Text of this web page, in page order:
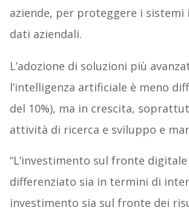
aziende, per proteggere i
dati aziendali.
L’adozione di soluzioni più
l’intelligenza artificiale è meno
del 10%), ma in crescita,
attività di ricerca e sviluppo e
“L’investimento sul fronte
differenziato sia in termini di
investimento sia sul fronte dei